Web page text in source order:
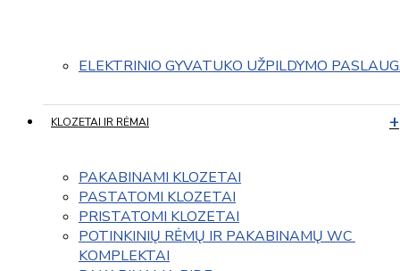
ELEKTRINIO GYVATUKO UŽPILDYMO
KLOZETAI IR RĖMAI
PAKABINAMI KLOZETAI
PASTATOMI KLOZETAI
PRISTATOMI KLOZETAI
POTINKINIŲ RĖMŲ IR PAKABINAMŲ WC
KOMPLEKTAI